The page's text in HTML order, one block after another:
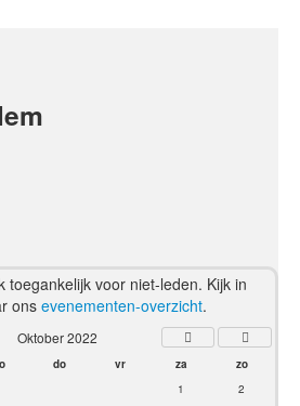
toegankelijk voor niet-leden. Kijk in
ons evenementen-overzicht.
Oktober 2022
do vr za
zo
1
2